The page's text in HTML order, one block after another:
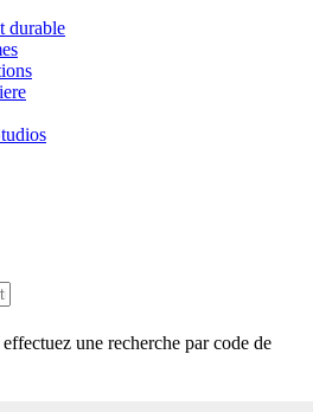
durable
une recherche par code de